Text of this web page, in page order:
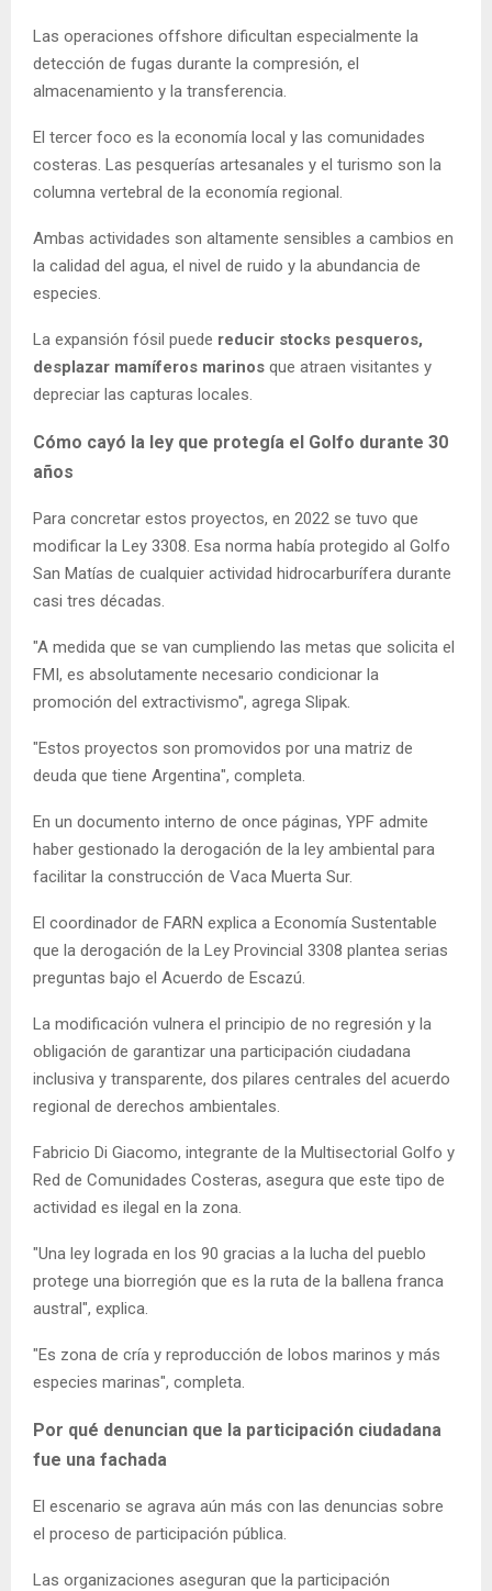
Las operaciones offshore dificultan especialmente la
detección de fugas durante la compresión, el
almacenamiento y la transferencia.
El tercer foco es la economía local y las comunidades
costeras. Las pesquerías artesanales y el turismo son la
columna vertebral de la economía regional.
Ambas actividades son altamente sensibles a cambios en
la calidad del agua, el nivel de ruido y la abundancia de
especies.
La expansión fósil puede reducir stocks pesqueros,
desplazar mamíferos marinos que atraen visitantes y
depreciar las capturas locales.
Cómo cayó la ley que protegía el Golfo durante 30
años
Para concretar estos proyectos, en 2022 se tuvo que
modificar la Ley 3308. Esa norma había protegido al Golfo
San Matías de cualquier actividad hidrocarburífera durante
casi tres décadas.
"A medida que se van cumpliendo las metas que solicita el
FMI, es absolutamente necesario condicionar la
promoción del extractivismo", agrega Slipak.
"Estos proyectos son promovidos por una matriz de
deuda que tiene Argentina", completa.
En un documento interno de once páginas, YPF admite
haber gestionado la derogación de la ley ambiental para
facilitar la construcción de Vaca Muerta Sur.
El coordinador de FARN explica a Economía Sustentable
que la derogación de la Ley Provincial 3308 plantea serias
preguntas bajo el Acuerdo de Escazú.
La modificación vulnera el principio de no regresión y la
obligación de garantizar una participación ciudadana
inclusiva y transparente, dos pilares centrales del acuerdo
regional de derechos ambientales.
Fabricio Di Giacomo, integrante de la Multisectorial Golfo y
Red de Comunidades Costeras, asegura que este tipo de
actividad es ilegal en la zona.
"Una ley lograda en los 90 gracias a la lucha del pueblo
protege una biorregión que es la ruta de la ballena franca
austral", explica.
"Es zona de cría y reproducción de lobos marinos y más
especies marinas", completa.
Por qué denuncian que la participación ciudadana
fue una fachada
El escenario se agrava aún más con las denuncias sobre
el proceso de participación pública.
Las organizaciones aseguran que la participación